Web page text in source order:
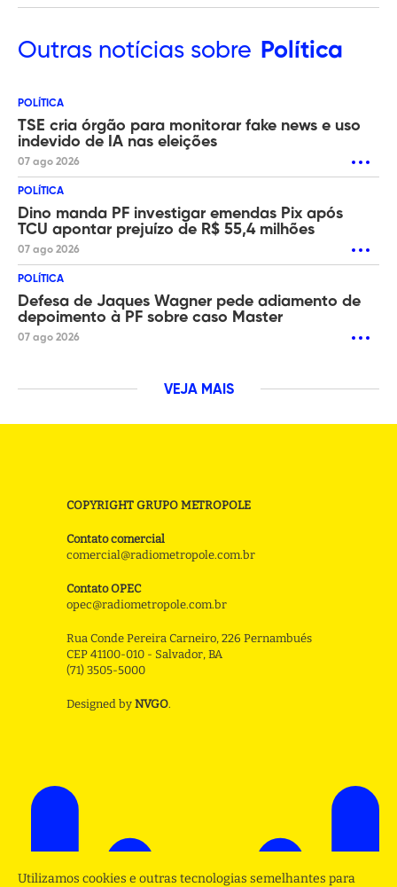
Outras notícias sobre Política
POLÍTICA
TSE cria órgão para monitorar fake news e uso
indevido de IA nas eleições
07 ago 2026
POLÍTICA
Dino manda PF investigar emendas Pix após
TCU apontar prejuízo de R$ 55,4 milhões
07 ago 2026
POLÍTICA
Defesa de Jaques Wagner pede adiamento de
depoimento à PF sobre caso Master
07 ago 2026
VEJA MAIS
COPYRIGHT GRUPO METROPOLE
Contato comercial
comercial@radiometropole.com.br
Contato OPEC
opec@radiometropole.com.br
Rua Conde Pereira Carneiro, 226 Pernambués
CEP 41100-010 - Salvador, BA
(71) 3505-5000
Designed by NVGO.
Utilizamos cookies e outras tecnologias semelhantes para